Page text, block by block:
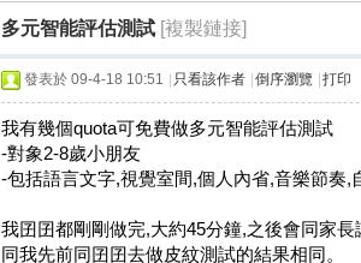
多元智能評估測試 [複製鏈接]
發表於 09-4-18 10:51 只看該作者 倒序瀏覽 打印
我有幾個quota可免費做多元智能評估測試
-對象2-8歲小朋友
-包括語言文字,視覺室間,個人內省,音樂節奏
我囝囝都剛剛做完,大約45分鐘,之後會同家
同我先前同囝囝去做皮紋測試的結果相同。